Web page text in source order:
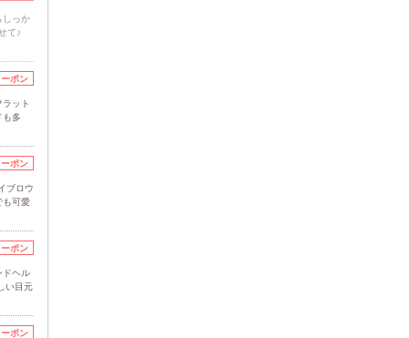
しっか
て♪
ーポン
ット
も多
ーポン
ブロウ
も可愛
ーポン
ドヘル
い目元
ーポン